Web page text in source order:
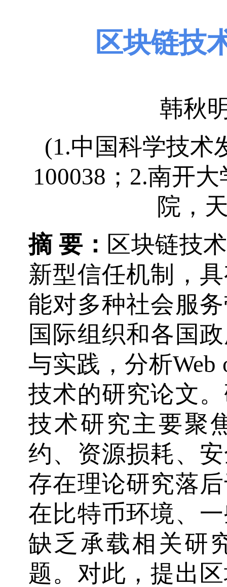
区块链技
韩秋
(1.中国科学技术
100038；2.南开
院，
摘 要： 区块链技
新型信任机制，
能对多种社会服
国际组织和各国
与实践，分析Web
技术的研究论文
技术研究主要聚
约、资源损耗、
存在理论研究落
在比特币环境、
缺乏承载相关研
题。对此，提出